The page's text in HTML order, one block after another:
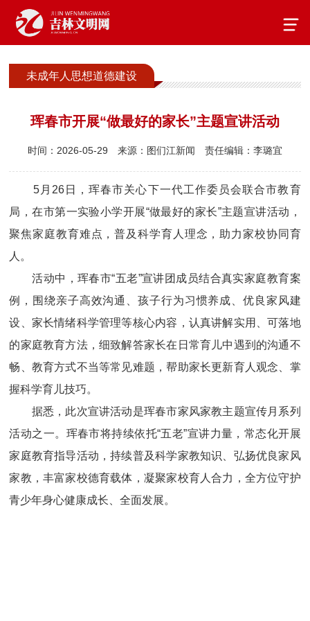
未成年人思想道德建设
珲春市开展“做最好的家长”主题宣讲活动
时间：2026-05-29 来源：图们江新闻 责任编辑：李璐宜
5月26日，珲春市关心下一代工作委员会联合市教育
局，在市第一实验小学开展“做最好的家长”主题宣讲活动，
聚焦家庭教育难点，普及科学育人理念，助力家校协同育
人。
活动中，珲春市“五老”宣讲团成员结合真实家庭教育案
例，围绕亲子高效沟通、孩子行为习惯养成、优良家风建
设、家长情绪科学管理等核心内容，认真讲解实用、可落地
的家庭教育方法，细致解答家长在日常育儿中遇到的沟通不
畅、教育方式不当等常见难题，帮助家长更新育人观念、掌
握科学育儿技巧。
据悉，此次宣讲活动是珲春市家风家教主题宣传月系列
活动之一。珲春市将持续依托“五老”宣讲力量，常态化开展
家庭教育指导活动，持续普及科学家教知识、弘扬优良家风
家教，丰富家校德育载体，凝聚家校育人合力，全方位守护
青少年身心健康成长、全面发展。